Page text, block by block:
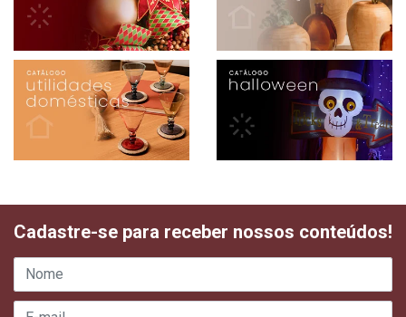
Cadastre-se para receber nossos conteúdos!